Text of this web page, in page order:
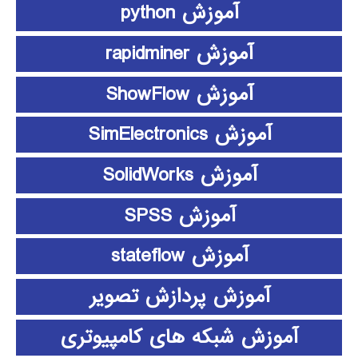
آموزش python
آموزش rapidminer
آموزش ShowFlow
آموزش SimElectronics
آموزش SolidWorks
آموزش SPSS
آموزش stateflow
آموزش پردازش تصویر
آموزش شبکه های کامپیوتری